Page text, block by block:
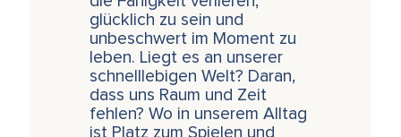
glücklich zu sein und
unbeschwert im Moment zu
leben. Liegt es an unserer
schnelllebigen Welt? Daran,
dass uns Raum und Zeit
fehlen? Wo in unserem Alltag
ist Platz zum Spielen und